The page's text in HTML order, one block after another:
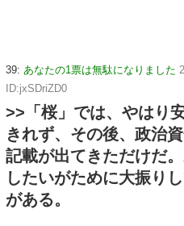
39: あなたの1票は無駄になりました
ID:jxSDriZD0
>>「桜」では、やはり
きれず、その後、政治
記載が出てきただけだ
したいがために大振り
がある。